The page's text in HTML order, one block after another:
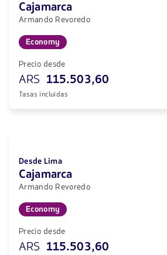
Cajamarca
Armando Revoredo
Economy
Precio desde
ARS 115.503,60
Tasas incluidas
Desde Lima
Cajamarca
Armando Revoredo
Economy
Precio desde
ARS 115.503,60